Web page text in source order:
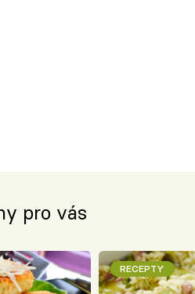
pro vás
RECEPTY